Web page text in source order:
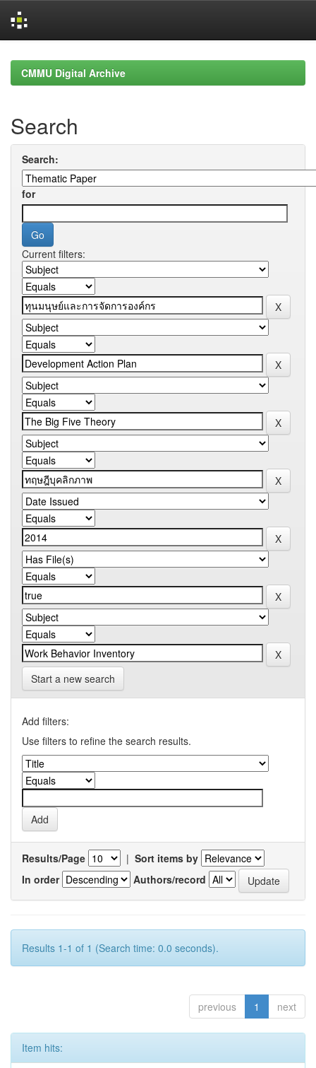
navigationCMMU Digital Archive
Search
Search:
for
Current filters:
Start a new search
Add filters:
Use filters to refine the search results.
Results/Page | Sort items by
In order
Authors/record
Results 1-1 of 1 (Search time: 0.0 seconds).
previous 1 next
Item hits: